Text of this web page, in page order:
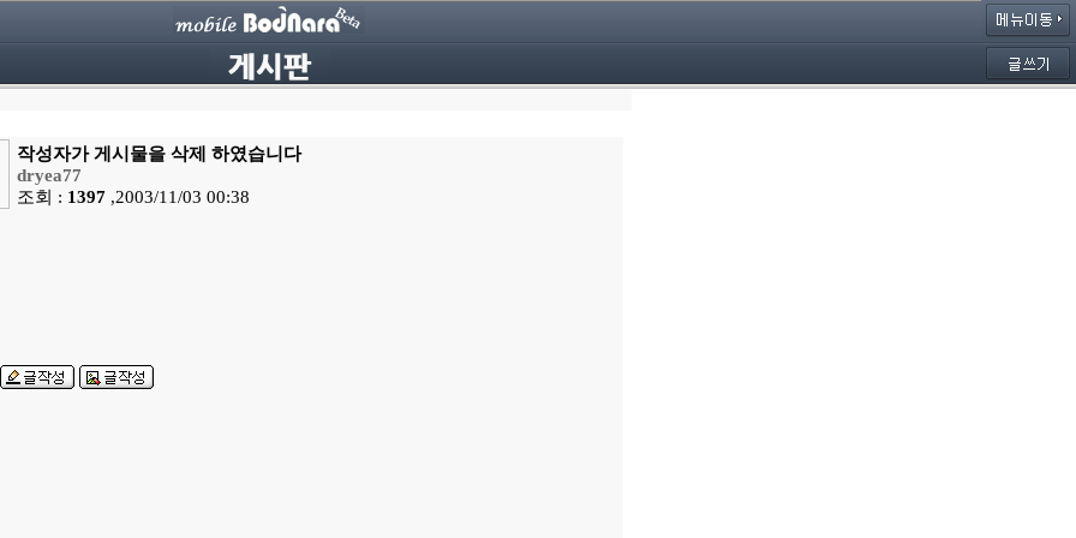
작성자가 게시물을 삭제 하였습니다
dryea77
조회 : 1397 ,2003/11/03 00:38